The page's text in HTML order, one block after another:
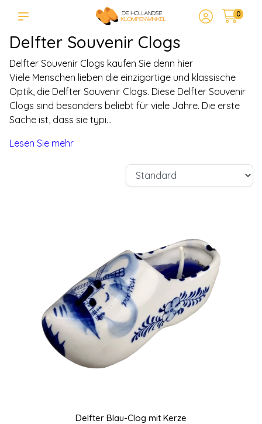
0
Delfter Souvenir Clogs
Delfter Souvenir Clogs kaufen Sie denn hier
Viele Menschen lieben die einzigartige und klassische
Optik, die Delfter Souvenir Clogs. Diese Delfter Souvenir
Clogs sind besonders beliebt für viele Jahre. Die erste
Sache ist, dass sie typi...
Lesen Sie mehr
Delfter Blau-Clog mit Kerze